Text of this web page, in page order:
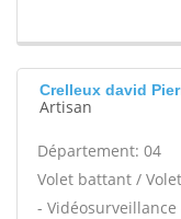
Crelleux david
Artisan
Département: 04
Volet battant /
-